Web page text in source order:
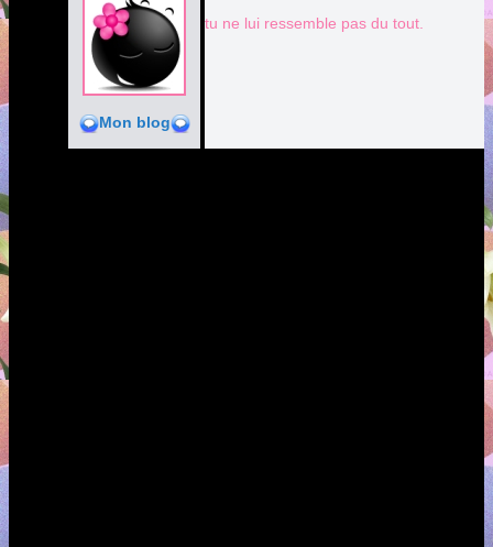
Mon blog
tu ne lui ressemble pas du tout.